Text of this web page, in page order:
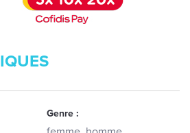
Genre :